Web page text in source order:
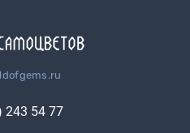
243 54 77